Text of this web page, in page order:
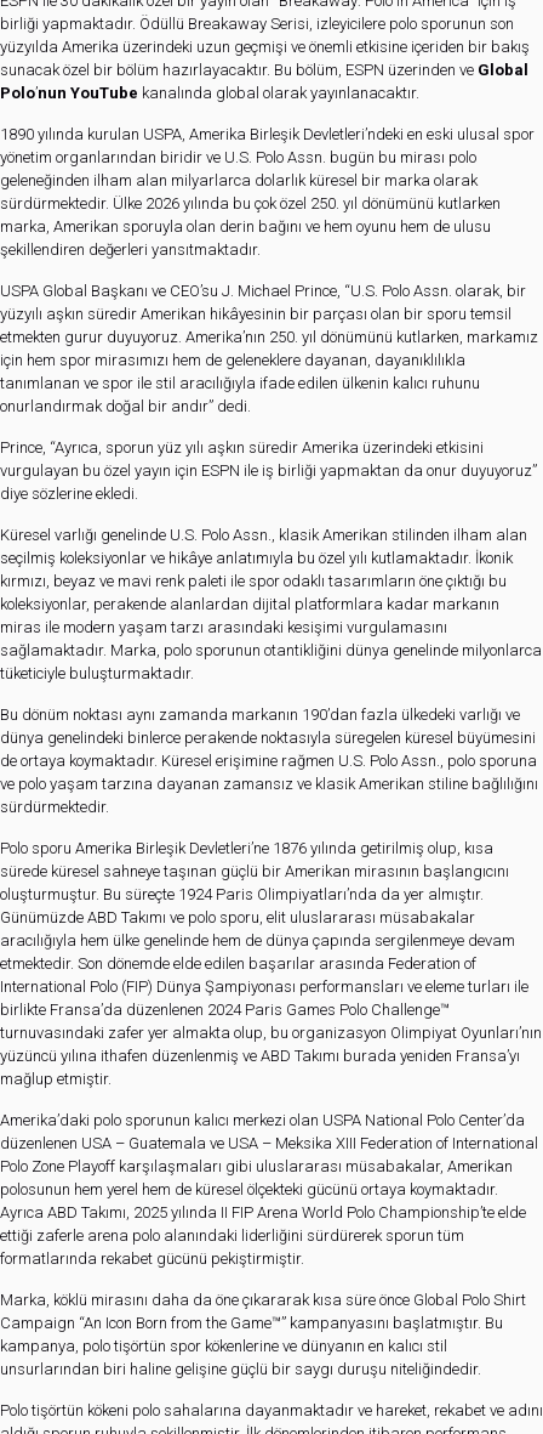
birliği yapmaktadır. Ödüllü Breakaway Serisi, izleyicilere polo sporunun son
yüzyılda Amerika üzerindeki uzun geçmişi ve önemli etkisine içeriden bir bakış
sunacak özel bir bölüm hazırlayacaktır. Bu bölüm, ESPN üzerinden ve Global
Polo’nun YouTube kanalında global olarak yayınlanacaktır.
1890 yılında kurulan USPA, Amerika Birleşik Devletleri’ndeki en eski ulusal spor
yönetim organlarından biridir ve U.S. Polo Assn. bugün bu mirası polo
geleneğinden ilham alan milyarlarca dolarlık küresel bir marka olarak
sürdürmektedir. Ülke 2026 yılında bu çok özel 250. yıl dönümünü kutlarken
marka, Amerikan sporuyla olan derin bağını ve hem oyunu hem de ulusu
şekillendiren değerleri yansıtmaktadır.
USPA Global Başkanı ve CEO’su J. Michael Prince, “U.S. Polo Assn. olarak, bir
yüzyılı aşkın süredir Amerikan hikâyesinin bir parçası olan bir sporu temsil
etmekten gurur duyuyoruz. Amerika’nın 250. yıl dönümünü kutlarken, markamız
için hem spor mirasımızı hem de geleneklere dayanan, dayanıklılıkla
tanımlanan ve spor ile stil aracılığıyla ifade edilen ülkenin kalıcı ruhunu
onurlandırmak doğal bir andır” dedi.
Prince, “Ayrıca, sporun yüz yılı aşkın süredir Amerika üzerindeki etkisini
vurgulayan bu özel yayın için ESPN ile iş birliği yapmaktan da onur duyuyoruz”
diye sözlerine ekledi.
Küresel varlığı genelinde U.S. Polo Assn., klasik Amerikan stilinden ilham alan
seçilmiş koleksiyonlar ve hikâye anlatımıyla bu özel yılı kutlamaktadır. İkonik
kırmızı, beyaz ve mavi renk paleti ile spor odaklı tasarımların öne çıktığı bu
koleksiyonlar, perakende alanlardan dijital platformlara kadar markanın
miras ile modern yaşam tarzı arasındaki kesişimi vurgulamasını
sağlamaktadır. Marka, polo sporunun otantikliğini dünya genelinde milyonlarca
tüketiciyle buluşturmaktadır.
Bu dönüm noktası aynı zamanda markanın 190’dan fazla ülkedeki varlığı ve
dünya genelindeki binlerce perakende noktasıyla süregelen küresel büyümesini
de ortaya koymaktadır. Küresel erişimine rağmen U.S. Polo Assn., polo sporuna
ve polo yaşam tarzına dayanan zamansız ve klasik Amerikan stiline bağlılığını
sürdürmektedir.
Polo sporu Amerika Birleşik Devletleri’ne 1876 yılında getirilmiş olup, kısa
sürede küresel sahneye taşınan güçlü bir Amerikan mirasının başlangıcını
oluşturmuştur. Bu süreçte 1924 Paris Olimpiyatları’nda da yer almıştır.
Günümüzde ABD Takımı ve polo sporu, elit uluslararası müsabakalar
aracılığıyla hem ülke genelinde hem de dünya çapında sergilenmeye devam
etmektedir. Son dönemde elde edilen başarılar arasında Federation of
International Polo (FIP) Dünya Şampiyonası performansları ve eleme turları ile
birlikte Fransa’da düzenlenen 2024 Paris Games Polo Challenge™
turnuvasındaki zafer yer almakta olup, bu organizasyon Olimpiyat Oyunları’nın
yüzüncü yılına ithafen düzenlenmiş ve ABD Takımı burada yeniden Fransa’yı
mağlup etmiştir.
Amerika’daki polo sporunun kalıcı merkezi olan USPA National Polo Center’da
düzenlenen USA – Guatemala ve USA – Meksika XIII Federation of International
Polo Zone Playoff karşılaşmaları gibi uluslararası müsabakalar, Amerikan
polosunun hem yerel hem de küresel ölçekteki gücünü ortaya koymaktadır.
Ayrıca ABD Takımı, 2025 yılında II FIP Arena World Polo Championship’te elde
ettiği zaferle arena polo alanındaki liderliğini sürdürerek sporun tüm
formatlarında rekabet gücünü pekiştirmiştir.
Marka, köklü mirasını daha da öne çıkararak kısa süre önce Global Polo Shirt
Campaign “An Icon Born from the Game™” kampanyasını başlatmıştır. Bu
kampanya, polo tişörtün spor kökenlerine ve dünyanın en kalıcı stil
unsurlarından biri haline gelişine güçlü bir saygı duruşu niteliğindedir.
Polo tişörtün kökeni polo sahalarına dayanmaktadır ve hareket, rekabet ve adını